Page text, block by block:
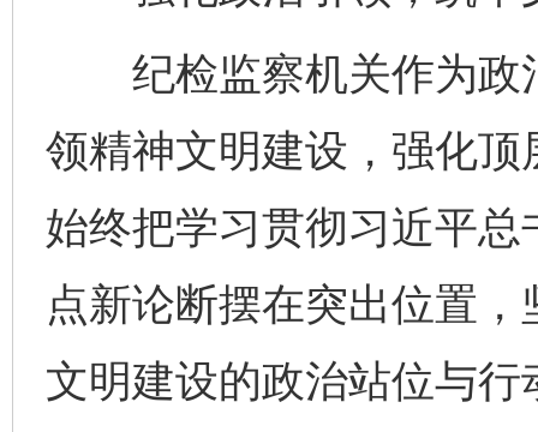
纪检监察机关作为政
领精神文明建设，强化顶
始终把学习贯彻习近平
点新论断摆在突出位置，
文明建设的政治站位与行